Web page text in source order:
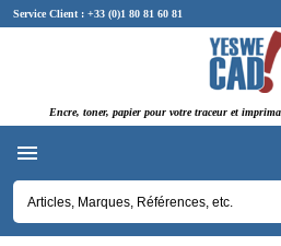
Service Client : +33 (0)1 80 81 60 81
Encre, toner, papier pour votre traceur et
Panneau de gestion des cookies